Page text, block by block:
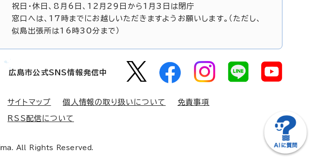
祝日・休日、8月6日、12月29日から1月3日は閉庁
窓口へは、17時までにお越しいただきますようお願いします。（ただし、
似島出張所は16時30分まで）
広島市公式SNS情報発信中
サイトマップ 個人情報の取り扱いについて 免責事項
RSS配信について
All Rights Reserved.